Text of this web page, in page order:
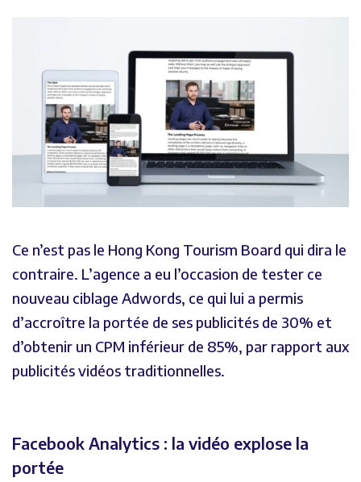
Ce n’est pas le Hong Kong Tourism Board qui dira le
contraire. L’agence a eu l’occasion de tester ce
nouveau ciblage Adwords, ce qui lui a permis
d’accroître la portée de ses publicités de 30% et
d’obtenir un CPM inférieur de 85%, par rapport aux
publicités vidéos traditionnelles.
Facebook Analytics : la vidéo explose la
portée